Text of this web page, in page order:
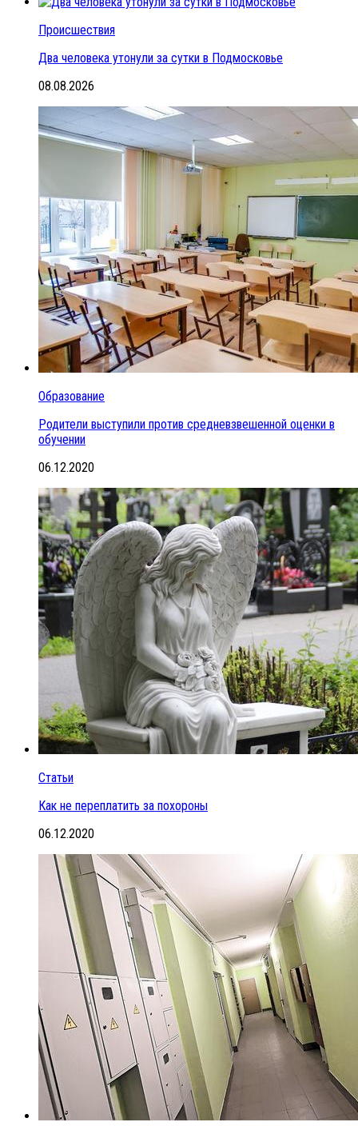
Происшествия
Два человека утонули за сутки в Подмосковье
08.08.2026
Образование
Родители выступили против средневзвешенной оценки в
обучении
06.12.2020
Статьи
Как не переплатить за похороны
06.12.2020